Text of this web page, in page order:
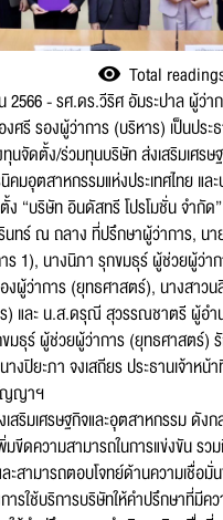
Total
2566 - รศ.ดร.วีริศ อัมระปาล ผู้ว่
ศรี รองผู้ว่าการ (บริหาร) เป็นประ
จัดตั้ง/ร่วมทุนบริษัท ส่งเสริมเศรษ
มอุตสาหกรรมแห่งประเทศไทย แล
ง “บริษัท อินดัสทรี โปรโมชั่น จำกั
นทร์ ณ ถลาง ที่ปรึกษาผู้ว่าการ, นา
1), นางนิภา รุกขมธุร์ ผู้ช่วยผู้ว่า
งผู้ว่าการ (ยุทธศาสตร์), นางสาว
) และ น.ส.ดรุณี สุวรรณชาตรี ผู้อำ
มธุร์ ผู้ช่วยผู้ว่าการ (ยุทธศาสตร์)
งปิยะภา จงเสถียร ประธานเจ้าหน้
ญญาฯ
สริมเศรษฐกิจและอุตสาหกรรม ดัง
มขีดความสามารถในการแข่งขัน รว
ะสามารถตอบโจทย์ด้านความเชื่อ
รใช้บริการบริษัทให้คำปรึกษาที่มีค
*